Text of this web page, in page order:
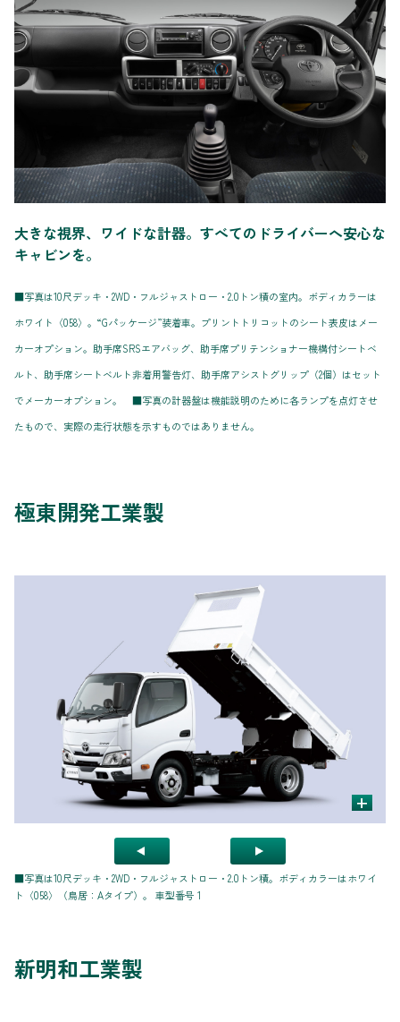
大きな視界、ワイドな計器。すべてのドライバーへ安心な
キャビンを。
■写真は10尺デッキ・2WD・フルジャストロー・2.0トン積の室内。ボディカラーは
ホワイト〈058〉。“Gパッケージ”装着車。プリントトリコットのシート表皮はメー
カーオプション。助手席SRSエアバッグ、助手席プリテンショナー機構付シートベ
ルト、助手席シートベルト非着用警告灯、助手席アシストグリップ（2個）はセット
でメーカーオプション。 ■写真の計器盤は機能説明のために各ランプを点灯させ
たもので、実際の走行状態を示すものではありません。
極東開発工業製
+
■写真は10尺デッキ・2WD・フルジャストロー・2.0トン積。ボディカラーはホワイ
ト〈058〉（鳥居：Aタイプ）。 車型番号 1
新明和工業製